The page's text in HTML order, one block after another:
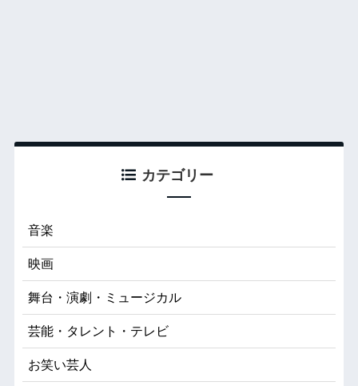
カテゴリー
音楽
映画
舞台・演劇・ミュージカル
芸能・タレント・テレビ
お笑い芸人